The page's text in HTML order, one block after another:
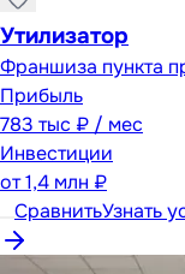
Утилизатор
Франшиза пункта
Прибыль
783 тыс ₽ / мес
Инвестиции
от1,4 млн ₽
СравнитьУзнать